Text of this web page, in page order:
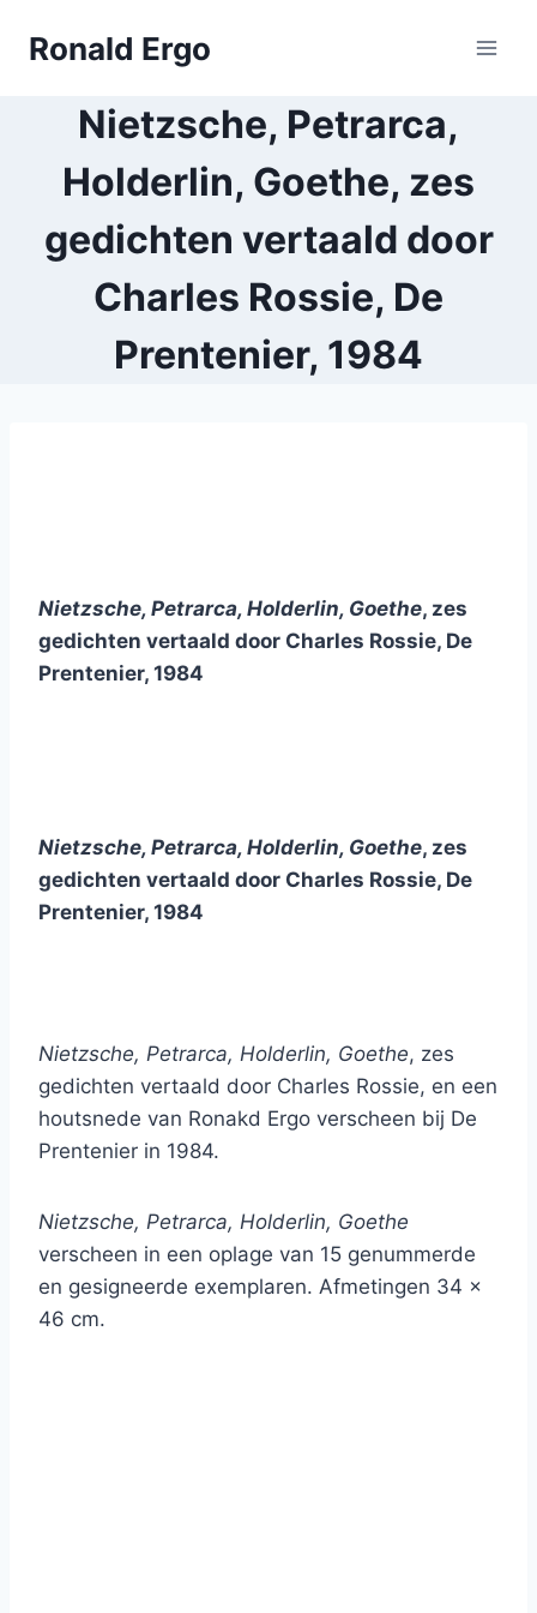
naarRonald Ergo
Nietzsche, Petrarca,
Holderlin, Goethe, zes
gedichten vertaald door
Charles Rossie, De
Prentenier, 1984
Nietzsche, Petrarca, Holderlin, Goethe, zes
gedichten vertaald door Charles Rossie, De
Prentenier, 1984
Nietzsche, Petrarca, Holderlin, Goethe, zes
gedichten vertaald door Charles Rossie, De
Prentenier, 1984
Nietzsche, Petrarca, Holderlin, Goethe, zes
gedichten vertaald door Charles Rossie, en een
houtsnede van Ronakd Ergo verscheen bij De
Prentenier in 1984.
Nietzsche, Petrarca, Holderlin, Goethe
verscheen in een oplage van 15 genummerde
en gesigneerde exemplaren. Afmetingen 34 x
46 cm.